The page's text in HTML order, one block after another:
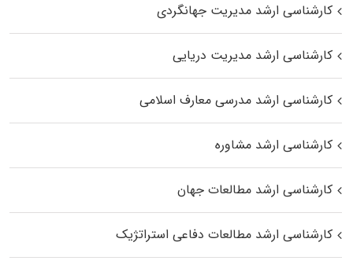
کارشناسی ارشد مدیریت جهانگردی
کارشناسی ارشد مدیریت دریایی
کارشناسی ارشد مدرسی معارف اسلامی
کارشناسی ارشد مشاوره
کارشناسی ارشد مطالعات جهان
کارشناسی ارشد مطالعات دفاعی استراتژیک